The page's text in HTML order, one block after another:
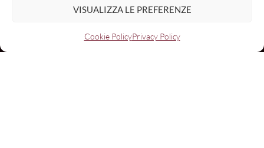
VISUALIZZA LE PREFERENZE
Cookie PolicyPrivacy Policy